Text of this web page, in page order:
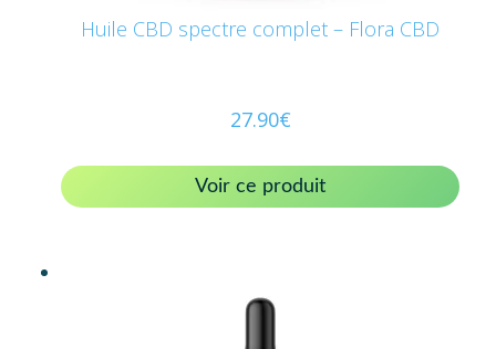
Huile CBD spectre complet – Flora CBD
27.90€
Voir ce produit